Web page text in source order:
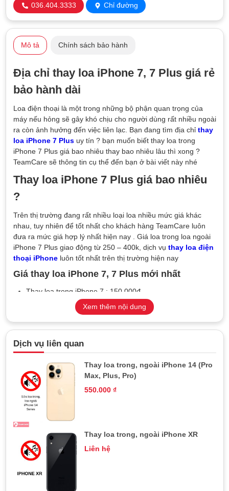
036.404.3333
Chỉ đường
Mô tả Chính sách bảo hành
Địa chỉ thay loa iPhone 7, 7 Plus giá rẻ
bảo hành dài
Loa điện thoại là một trong những bộ phận quan trọng của
máy nếu hỏng sẽ gây khó chịu cho người dùng rất nhiều ngoài
ra còn ảnh hưởng đến việc liên lạc. Bạn đang tìm địa chỉ thay
loa iPhone 7 Plusuy tín ? bạn muốn biết thay loa trong
iPhone 7 Plus giá bao nhiêu thay bao nhiêu lâu thì xong ?
TeamCare sẽ thông tin cụ thể đến bạn ở bài viết này nhé
Thay loa iPhone 7 Plus giá bao nhiêu
?
Trên thị trường đang rất nhiều loại loa nhiều mức giá khác
nhau, tuy nhiên để tốt nhất cho khách hàng TeamCare luôn
đưa ra mức giá hợp lý nhất hiện nay . Giá loa trong loa ngoài
iPhone 7 Plus giao động từ 250 – 400k, dịch vụ thay loa điện
thoại iPhoneluôn tốt nhất trên thị trường hiện nay
Giá thay loa iPhone 7, 7 Plus mới nhất
Thay loa trong iPhone 7 : 150.000đ
Thay loa ngoài iPhone 7 : 200.000đ
Thời gian bảo hành : 12 tháng lỗi 1 đổi 1
Thời gian sửa chữa : 15 phút
Khi nào cần thay loa iPhone 7 Plus
Loa trong iPhone 7 lúc nghe bị nhỏ khó nghe hoặc không
nghe thấy gì
Nghe điện thoại bị rè loạt xoạt rất khó chịu
Máy bị mất tiếng loa ngoài , bật loa ngoài hoặc nghe nhạc
không nghe thấy gì
Máy rơi vào nước bị mất loa ngoài loa trong 7 plus
Xem thêm nội dung
Dịch vụ liên quan
Thay loa trong, ngoài iPhone 14 (Pro
Max, Plus, Pro)
550.000 ₫
Thay loa trong, ngoài iPhone XR
Liên hệ